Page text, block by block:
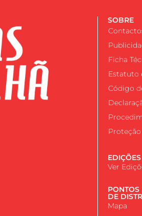
SOBRE
Ficha
Estatuto
Código
Ver
PONTOS
DE
Mapa